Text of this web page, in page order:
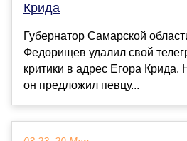
Крида
Губернатор Самарской
Федорищев удалил свой
критики в адрес Егора Крида.
он предложил певцу...